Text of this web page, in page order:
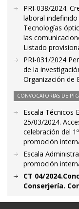
PRI-038/2024.
laboral
Tecnologías
las
Listado
PRI-031/2024
de la
Organización de
CONVOCATORIAS DE
Escala Técnicos
25/03/2024.
celebración del
promoción
Escala
promoción
CT 04/
Conserjería.